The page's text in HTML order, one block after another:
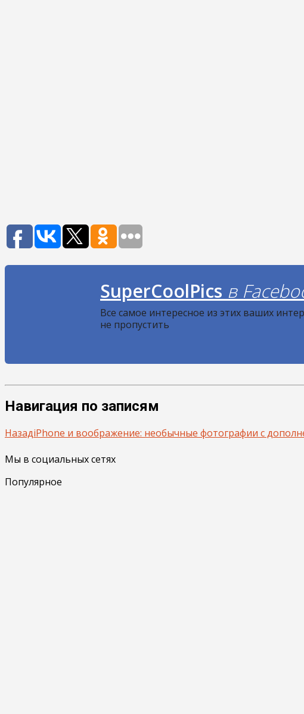
SuperCoolPics в
Все самое интересное из этих ваших
не пропустить
Навигация по записям
НазадiPhone и воображение: необычные фотографии с
Мы в социальных сетях
Популярное